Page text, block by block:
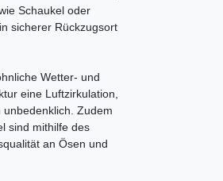
Schaukel oder
sicherer Rückzugsort
Wetter- und
eine Luftzirkulation,
Zudem
sind mithilfe des
an Ösen und